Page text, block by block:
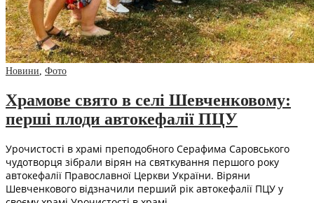
Новини Фото
Храмове свято в селі Шевченковому:
перші плоди автокефалії ПЦУ
Урочистості в храмі преподобного Серафима Саровського
чудотворця зібрали вірян на святкування першого року
автокефалії Православної Церкви України. Віряни
Шевченкового відзначили перший рік автокефалії ПЦУ у